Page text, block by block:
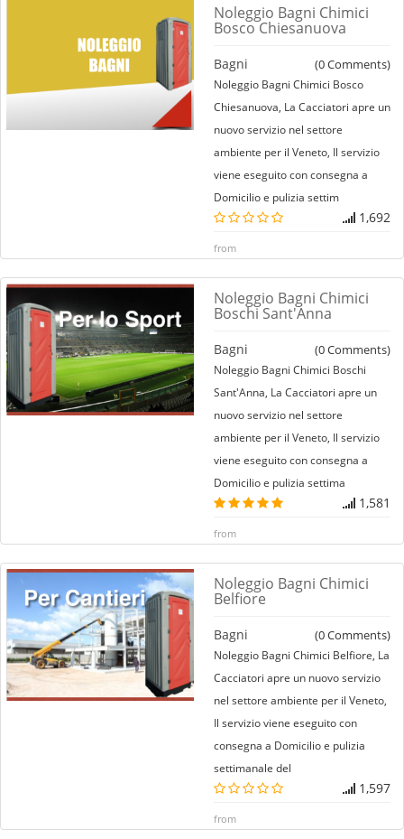
Noleggio Bagni Chimici
Bosco Chiesanuova
Bagni (0Comments)
Noleggio Bagni Chimici Bosco
Chiesanuova, La Cacciatori apre un
nuovo servizio nel settore
ambiente per il Veneto, Il servizio
viene eseguito con consegna a
Domicilio e pulizia settim
1,692
from
Noleggio Bagni Chimici
Boschi Sant'Anna
Bagni (0Comments)
Noleggio Bagni Chimici Boschi
Sant'Anna, La Cacciatori apre un
nuovo servizio nel settore
ambiente per il Veneto, Il servizio
viene eseguito con consegna a
Domicilio e pulizia settima
1,581
from
Noleggio Bagni Chimici
Belfiore
Bagni (0Comments)
Noleggio Bagni Chimici Belfiore, La
Cacciatori apre un nuovo servizio
nel settore ambiente per il Veneto,
Il servizio viene eseguito con
consegna a Domicilio e pulizia
settimanale del
1,597
from